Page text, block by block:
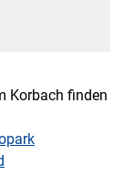
Korbach finden